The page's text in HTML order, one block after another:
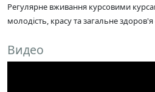
Регулярне вживання курсовими
молодість, красу та загальне здоров'я
Видео